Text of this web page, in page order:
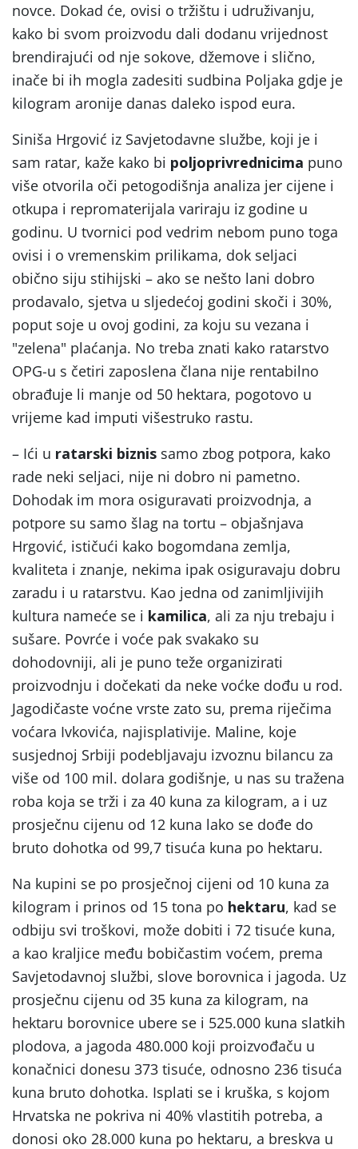
novce. Dokad će, ovisi o tržištu i udruživanju,
kako bi svom proizvodu dali dodanu vrijednost
brendirajući od nje sokove, džemove i slično,
inače bi ih mogla zadesiti sudbina Poljaka gdje je
kilogram aronije danas daleko ispod eura.
Siniša Hrgović iz Savjetodavne službe, koji je i
sam ratar, kaže kako bi poljoprivrednicima puno
više otvorila oči petogodišnja analiza jer cijene i
otkupa i repromaterijala variraju iz godine u
godinu. U tvornici pod vedrim nebom puno toga
ovisi i o vremenskim prilikama, dok seljaci
obično siju stihijski – ako se nešto lani dobro
prodavalo, sjetva u sljedećoj godini skoči i 30%,
poput soje u ovoj godini, za koju su vezana i
"zelena" plaćanja. No treba znati kako ratarstvo
OPG-u s četiri zaposlena člana nije rentabilno
obrađuje li manje od 50 hektara, pogotovo u
vrijeme kad imputi višestruko rastu.
– Ići u ratarski biznis samo zbog potpora, kako
rade neki seljaci, nije ni dobro ni pametno.
Dohodak im mora osiguravati proizvodnja, a
potpore su samo šlag na tortu – objašnjava
Hrgović, ističući kako bogomdana zemlja,
kvaliteta i znanje, nekima ipak osiguravaju dobru
zaradu i u ratarstvu. Kao jedna od zanimljivijih
kultura nameće se i kamilica, ali za nju trebaju i
sušare. Povrće i voće pak svakako su
dohodovniji, ali je puno teže organizirati
proizvodnju i dočekati da neke voćke dođu u rod.
Jagodičaste voćne vrste zato su, prema riječima
voćara Ivkovića, najisplativije. Maline, koje
susjednoj Srbiji podebljavaju izvoznu bilancu za
više od 100 mil. dolara godišnje, u nas su tražena
roba koja se trži i za 40 kuna za kilogram, a i uz
prosječnu cijenu od 12 kuna lako se dođe do
bruto dohotka od 99,7 tisuća kuna po hektaru.
Na kupini se po prosječnoj cijeni od 10 kuna za
kilogram i prinos od 15 tona po hektaru, kad se
odbiju svi troškovi, može dobiti i 72 tisuće kuna,
a kao kraljice među bobičastim voćem, prema
Savjetodavnoj službi, slove borovnica i jagoda. Uz
prosječnu cijenu od 35 kuna za kilogram, na
hektaru borovnice ubere se i 525.000 kuna slatkih
plodova, a jagoda 480.000 koji proizvođaču u
konačnici donesu 373 tisuće, odnosno 236 tisuća
kuna bruto dohotka. Isplati se i kruška, s kojom
Hrvatska ne pokriva ni 40% vlastitih potreba, a
donosi oko 28.000 kuna po hektaru, a breskva u